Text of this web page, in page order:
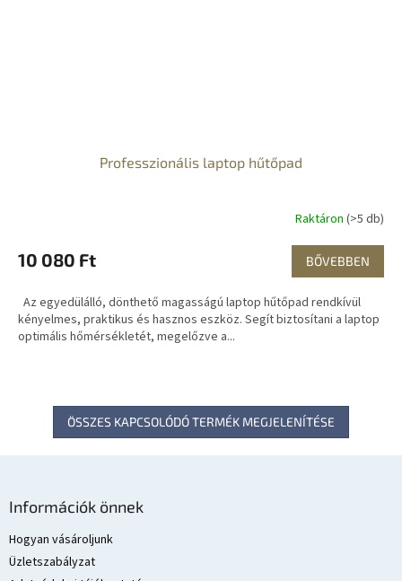
Professzionális laptop hűtőpad
Raktáron (>5 db)
10 080 Ft BŐVEBBEN
Az egyedülálló, dönthető magasságú laptop hűtőpad rendkívül
kényelmes, praktikus és hasznos eszköz. Segít biztosítani a laptop
optimális hőmérsékletét, megelőzve a...
ÖSSZES KAPCSOLÓDÓ TERMÉK MEGJELENÍTÉSE
Információk önnek
Hogyan vásároljunk
Üzletszabályzat